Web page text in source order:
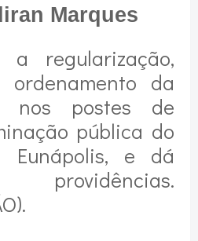
Marques
a regularização,
ordenamento da
nos postes de
pública do
Eunápolis, e dá